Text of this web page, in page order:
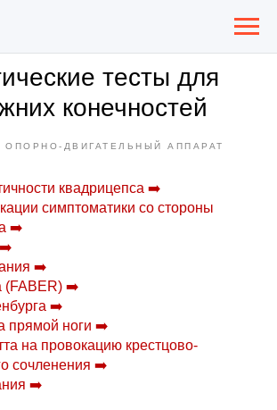
тесты для
конечностей
ОПОРНО-ДВИГАТЕЛЬНЫЙ АППАРАТ
квадрицепса ➡️
симптоматики со стороны
➡️
➡️
➡️
(FABER) ➡️
➡️
прямой ноги ➡️
на провокацию крестцово-
сочленения ➡️
➡️